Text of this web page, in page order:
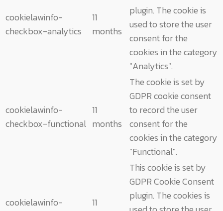
cookielawinfo-
checkbox-analytics
11
months
plugin. The cookie is
used to store the user
consent for the
cookies in the category
"Analytics".
cookielawinfo-
checkbox-functional
11
months
The cookie is set by
GDPR cookie consent
to record the user
consent for the
cookies in the category
"Functional".
cookielawinfo-
11
This cookie is set by
GDPR Cookie Consent
plugin. The cookies is